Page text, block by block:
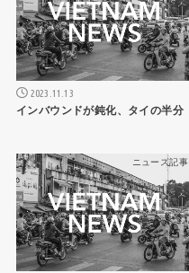
2023.11.13
インバウンドが鈍化、タイの半分
ニュース記事